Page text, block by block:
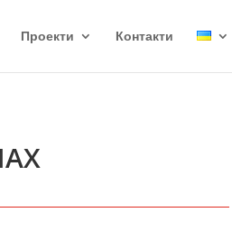
Проекти Контакти